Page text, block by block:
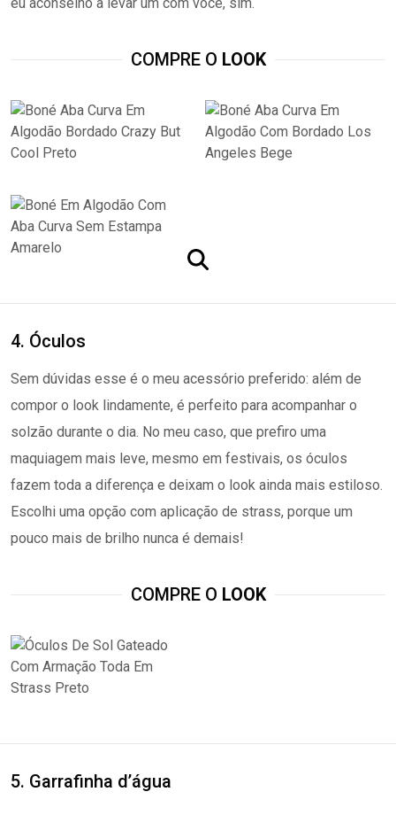
COMPRE O LOOK
4. Óculos
Sem dúvidas esse é o meu acessório preferido: além de
compor o look lindamente, é perfeito para acompanhar o
solzão durante o dia. No meu caso, que prefiro uma
maquiagem mais leve, mesmo em festivais, os óculos
fazem toda a diferença e deixam o look ainda mais estiloso.
Escolhi uma opção com aplicação de strass, porque um
pouco mais de brilho nunca é demais!
COMPRE O LOOK
5. Garrafinha d’água